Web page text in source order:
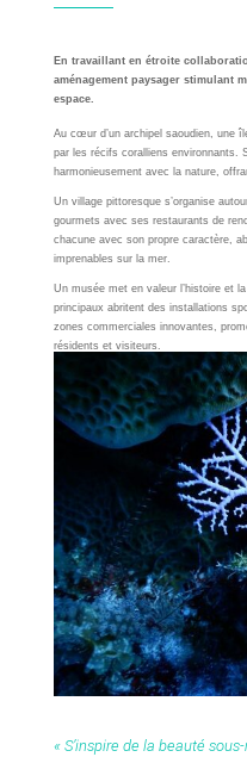
En travaillant en étroite
aménagement paysager stimulant
espace.
Au cœur d’un archipel saoudien, une
par les récifs coralliens environnants.
harmonieusement avec la nature,
Un village pittoresque s’organise
gourmets avec ses restaurants de
chacune avec son propre caractère,
imprenables sur la mer.
Un musée met en valeur l’histoire et
principaux abritent des installations
zones commerciales innovantes,
résidents et visiteurs.
« S’inspire de la beauté